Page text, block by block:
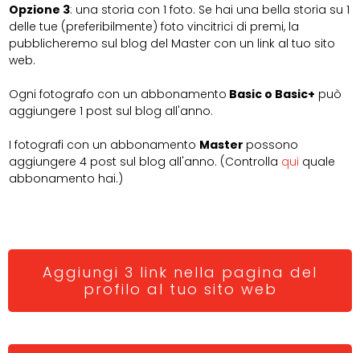
Opzione 3: una storia con 1 foto. Se hai una bella storia su 1
delle tue (preferibilmente) foto vincitrici di premi, la
pubblicheremo sul blog del Master con un link al tuo sito
web.
Ogni fotografo con un abbonamento Basic o Basic+ può
aggiungere 1 post sul blog all'anno.
I fotografi con un abbonamento Master possono
aggiungere 4 post sul blog all'anno. (Controlla qui quale
abbonamento hai.)
Aggiungi 3 link nella pagina del
profilo al tuo sito web